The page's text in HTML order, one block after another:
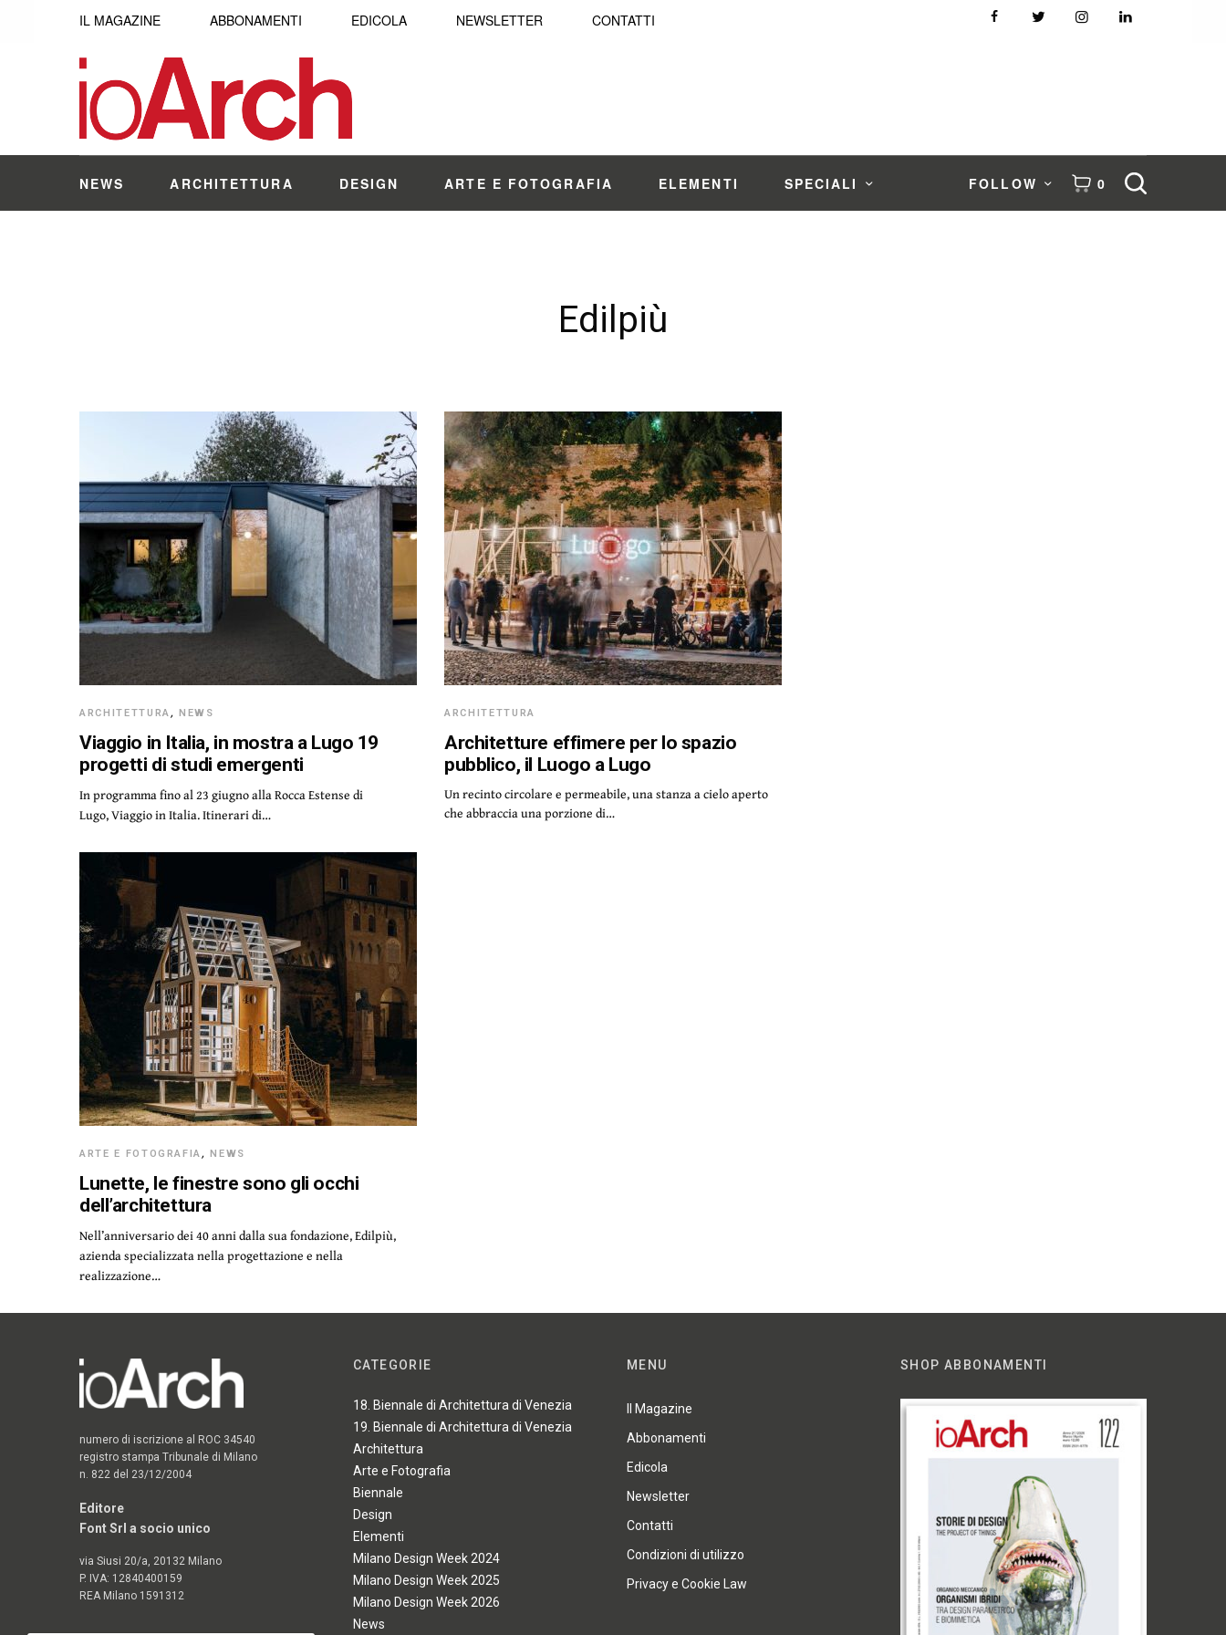
IL MAGAZINE ABBONAMENTI EDICOLA NEWSLETTER CONTATTI
NEWS ARCHITETTURA DESIGN ARTE E FOTOGRAFIA ELEMENTI SPECIALI FOLLOW 0
Edilpiù
ARCHITETTURA,NEWS
Viaggio in Italia, in mostra a Lugo 19
progetti di studi emergenti
In programma fino al 23 giugno alla Rocca Estense di
Lugo, Viaggio in Italia. Itinerari di…
ARCHITETTURA
Architetture effimere per lo spazio
pubblico, il Luogo a Lugo
Un recinto circolare e permeabile, una stanza a cielo aperto
che abbraccia una porzione di…
ARTE E FOTOGRAFIA,NEWS
Lunette, le finestre sono gli occhi
dell’architettura
Nell’anniversario dei 40 anni dalla sua fondazione, Edilpiù,
azienda specializzata nella progettazione e nella
realizzazione…
numero di iscrizione al ROC 34540
registro stampa Tribunale di Milano
n. 822 del 23/12/2004
Editore
Font Srl a socio unico
via Siusi 20/a, 20132 Milano
P. IVA: 12840400159
REA Milano 1591312
CATEGORIE
18. Biennale di Architettura di Venezia
19. Biennale di Architettura di Venezia
Architettura
Arte e Fotografia
Biennale
Design
Elementi
Milano Design Week 2024
Milano Design Week 2025
Milano Design Week 2026
News
MENU
Il Magazine
Abbonamenti
Edicola
Newsletter
Contatti
Condizioni di utilizzo
Privacy e Cookie Law
SHOP ABBONAMENTI